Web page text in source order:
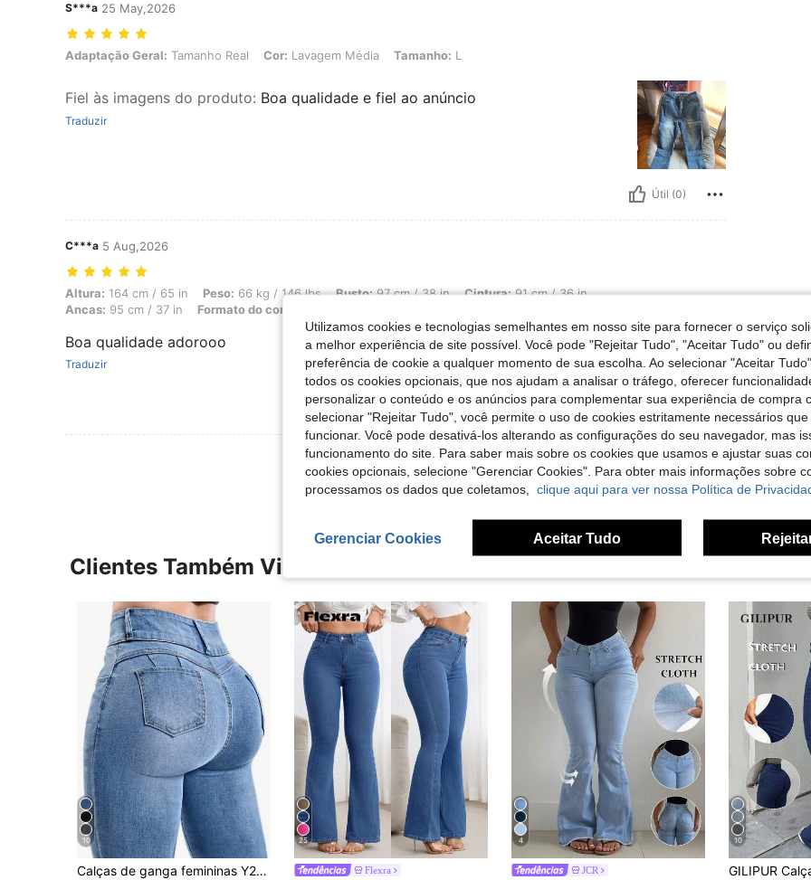
S***a 25 May,2026
Adaptação Geral: Tamanho Real, Cor: Lavagem Média, Tamanho: L
Adaptação Geral: Tamanho Real Cor: Lavagem Média Tamanho: L
Fiel às imagens do produto: Boa qualidade e fiel ao anúncio
Traduzir
Útil (0)
C***a 5 Aug,2026
Altura: 164 cm / 65 in, Peso: 66 kg / 146 lbs, Busto: 97 cm / 38 in, Cintura: 91 cm / 36 in, Ancas: 95 cm / 37 in, Formato do corpo: Triângulo, Cor:
Altura: 164 cm / 65 in Peso: 66 kg / 146 lbs Busto:97 cm / 38 in Cintura:91 cm / 36 in
Ancas: 95 cm / 37 in Formato do corpo:
Boa qualidade adorooo
Traduzir
Útil (0)
Ver Mais Avaliações
Clientes Também Visitaram
10
Calças de ganga femininas Y2K de alta elasticidade com efeito levantador de rabo, design elegante, adequadas para deslocações, encontros, uso casual diário, passeios de férias e férias de outono
25
Flexra
4
JCR
10
Utilizamos cookies e tecnologias semelhantes em nosso site para fornecer o serviço
a melhor experiência de site possível. Você pode "Rejeitar Tudo", "Aceitar Tudo" ou
preferência de cookie a qualquer momento de sua escolha. Ao selecionar "Aceitar
todos os cookies opcionais, que nos ajudam a analisar o tráfego, oferecer
personalizar o conteúdo e os anúncios para complementar sua experiência de compra
selecionar "Rejeitar Tudo", você permite o uso de cookies estritamente necessários
funcionar. Você pode desativá-los alterando as configurações do seu navegador, mas
funcionamento do site. Para saber mais sobre os cookies que usamos e ajustar suas
cookies opcionais, selecione "Gerenciar Cookies". Para obter mais informações sobre
processamos os dados que coletamos, clique aqui para ver nossa Política de
Gerenciar Cookies Aceitar Tudo